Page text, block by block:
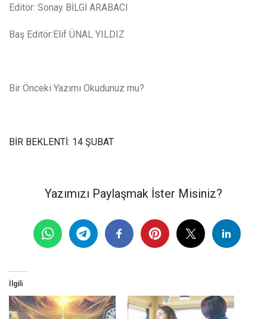
Editör: Sonay BİLGİ ARABACI
Baş Editör:Elif ÜNAL YILDIZ
Bir Önceki Yazımı Okudunuz mu?
BİR BEKLENTİ: 14 ŞUBAT
Yazımızı Paylaşmak İster Misiniz?
İlgili